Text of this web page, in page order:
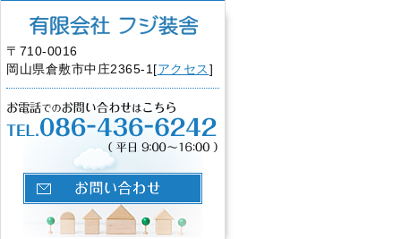
〒710-0016
岡山県倉敷市中庄2365-1[アクセス ]